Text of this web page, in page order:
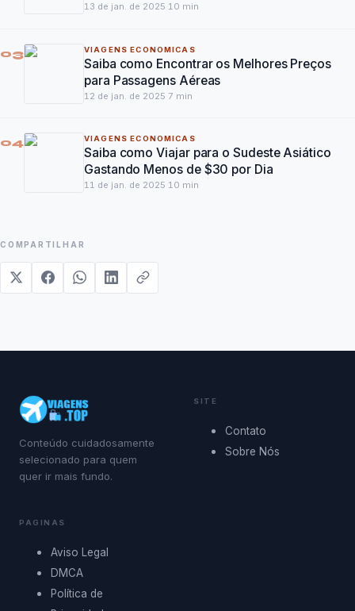
13 de jan. de 2025 10 min
03 VIAGENS ECONOMICAS
Saiba como Encontrar os Melhores Preços
para Passagens Aéreas
12 de jan. de 2025 7 min
04 VIAGENS ECONOMICAS
Saiba como Viajar para o Sudeste Asiático
Gastando Menos de $30 por Dia
11 de jan. de 2025 10 min
COMPARTILHAR
Conteúdo cuidadosamente
selecionado para quem
quer ir mais fundo.
SITE
Contato
Sobre Nós
PAGINAS
Aviso Legal
DMCA
Política de